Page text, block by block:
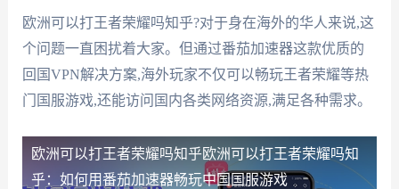
欧洲可以打王者荣耀吗知乎?对于身在海外的华人来说,这
个问题一直困扰着大家。但通过番茄加速器这款优质的
回国VPN解决方案,海外玩家不仅可以畅玩王者荣耀等热
门国服游戏,还能访问国内各类网络资源,满足各种需求。
欧洲可以打王者荣耀吗知乎欧洲可以打王者荣耀吗知
乎：如何用番茄加速器畅玩中国国服游戏